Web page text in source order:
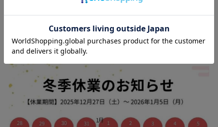
ウエスト総ゴム＆グーンと伸びるストレッチ
で楽ラク
スタッフブログ